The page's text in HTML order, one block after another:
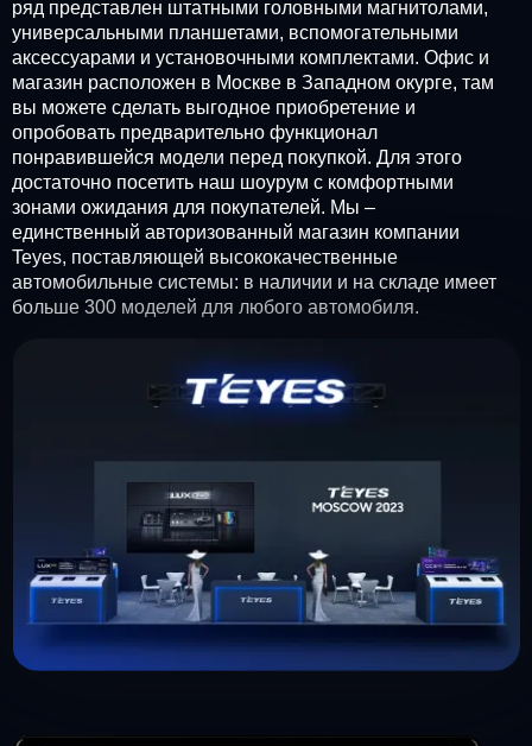
ряд представлен штатными головными магнитолами,
универсальными планшетами, вспомогательными
аксессуарами и установочными комплектами. Офис и
магазин расположен в Москве в Западном окурге, там
вы можете сделать выгодное приобретение и
опробовать предварительно функционал
понравившейся модели перед покупкой. Для этого
достаточно посетить наш шоурум с комфортными
зонами ожидания для покупателей. Мы –
единственный авторизованный магазин компании
Teyes, поставляющей высококачественные
автомобильные системы: в наличии и на складе имеет
больше 300 моделей для любого автомобиля.